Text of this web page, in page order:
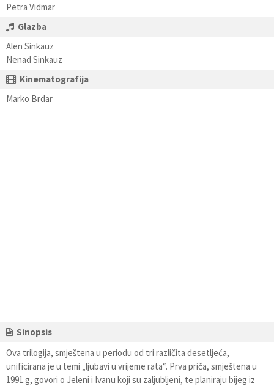
Petra Vidmar
Glazba
Alen Sinkauz
Nenad Sinkauz
Kinematografija
Marko Brdar
Sinopsis
Ova trilogija, smještena u periodu od tri različita desetljeća,
unificirana je u temi „ljubavi u vrijeme rata“. Prva priča, smještena u
1991.g, govori o Jeleni i Ivanu koji su zaljubljeni, te planiraju bijeg iz